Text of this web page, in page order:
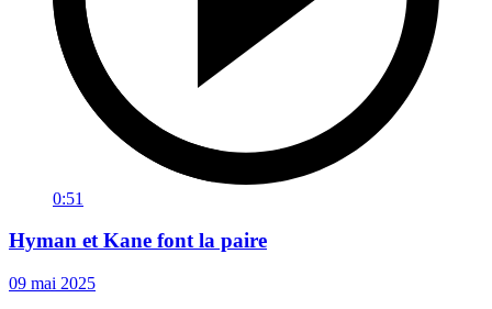
0:51
Hyman et Kane font la paire
09 mai 2025